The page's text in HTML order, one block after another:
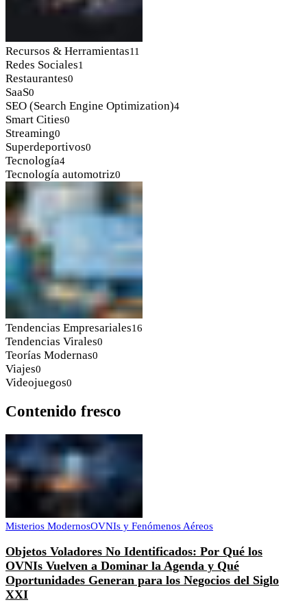
Recursos & Herramientas11
Redes Sociales1
Restaurantes0
SaaS0
SEO (Search Engine Optimization)4
Smart Cities0
Streaming0
Superdeportivos0
Tecnología4
Tecnología automotriz0
Tendencias Empresariales16
Tendencias Virales0
Teorías Modernas0
Viajes0
Videojuegos0
Contenido fresco
Misterios ModernosOVNIs y Fenómenos Aéreos
Objetos Voladores No Identificados: Por Qué los
OVNIs Vuelven a Dominar la Agenda y Qué
Oportunidades Generan para los Negocios del Siglo
XXI